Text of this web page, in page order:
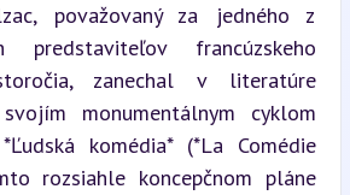
považovaný za jedného z
predstaviteľov francúzskeho
zanechal v literatúre
monumentálnym cyklom
komédia* (*La Comédie
rozsiahle koncepčnom pláne